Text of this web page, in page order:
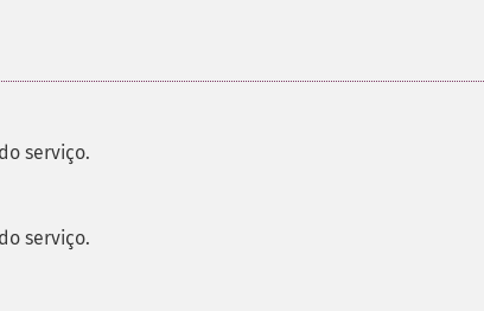
serviço.
serviço.